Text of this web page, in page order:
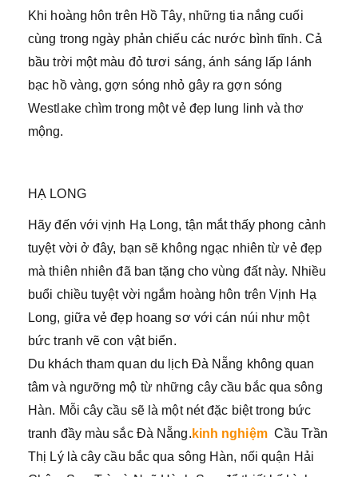
Khi hoàng hôn trên Hồ Tây, những tia nắng cuối
cùng trong ngày phản chiếu các nước bình tĩnh. Cả
bầu trời một màu đỏ tươi sáng, ánh sáng lấp lánh
bạc hồ vàng, gợn sóng nhỏ gây ra gợn sóng
Westlake chìm trong một vẻ đẹp lung linh và thơ
mộng.
HẠ LONG
Hãy đến với vịnh Hạ Long, tận mắt thấy phong cảnh
tuyệt vời ở đây, bạn sẽ không ngạc nhiên từ vẻ đẹp
mà thiên nhiên đã ban tặng cho vùng đất này. Nhiều
buổi chiều tuyệt vời ngắm hoàng hôn trên Vịnh Hạ
Long, giữa vẻ đẹp hoang sơ với cán núi như một
bức tranh vẽ con vật biển.
Du khách tham quan du lịch Đà Nẵng không quan
tâm và ngưỡng mộ từ những cây cầu bắc qua sông
Hàn. Mỗi cây cầu sẽ là một nét đặc biệt trong bức
tranh đầy màu sắc Đà Nẵng. kinh nghiệmCầu Trần
Thị Lý là cây cầu bắc qua sông Hàn, nối quận Hải